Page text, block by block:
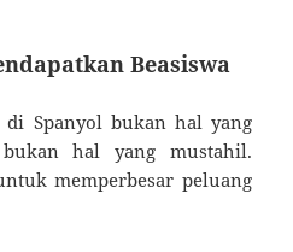
Beasiswa
di Spanyol bukan hal yang
hal yang mustahil.
memperbesar peluang